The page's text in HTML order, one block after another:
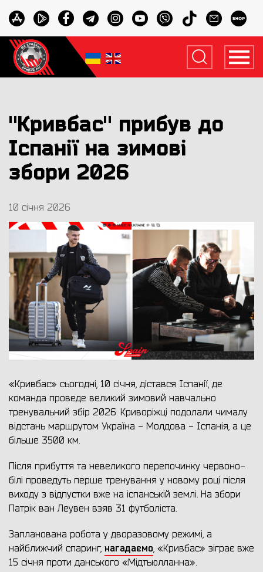
"Кривбас" прибув до
Іспанії на зимові
збори 2026
10 січня 2026
«Кривбас» сьогодні, 10 січня, дістався Іспанії, де
команда проведе великий зимовий навчально
тренувальний збір 2026. Криворіжці подолали чималу
відстань маршрутом Україна - Молдова - Іспанія, а це
більше 3500 км.
Після прибуття та невеликого перепочинку червоно-
білі проведуть перше тренування у новому році після
виходу з відпустки вже на іспанській землі. На збори
Патрік ван Леувен взяв 31 футболіста.
Запланована робота у дворазовому режимі, а
найближчий спаринг, нагадаємо, «Кривбас» зіграє вже
15 січня проти данського «Мідтьюлланна».